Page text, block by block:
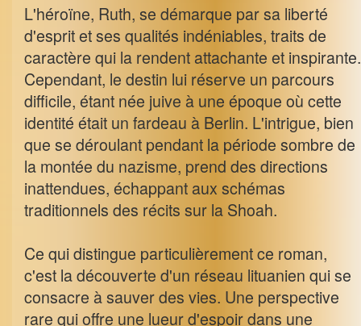
L'héroïne, Ruth, se démarque par sa liberté
d'esprit et ses qualités indéniables, traits de
caractère qui la rendent attachante et inspirante.
Cependant, le destin lui réserve un parcours
difficile, étant née juive à une époque où cette
identité était un fardeau à Berlin. L'intrigue, bien
que se déroulant pendant la période sombre de
la montée du nazisme, prend des directions
inattendues, échappant aux schémas
traditionnels des récits sur la Shoah.
Ce qui distingue particulièrement ce roman,
c'est la découverte d'un réseau lituanien qui se
consacre à sauver des vies. Une perspective
rare qui offre une lueur d'espoir dans une